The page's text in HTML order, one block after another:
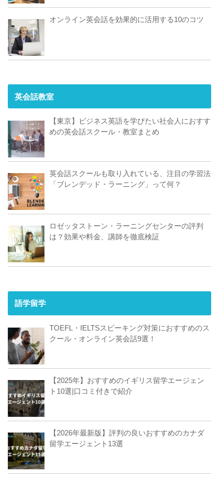
オンライン英会話を効果的に活用する10のコツ
英会話教室
【東京】ビジネス英語を学びたい社会人におすす
めの英会話スクール・教室まとめ
英会話スクールも取り入れている、注目の学習法
「ブレンデッド・ラーニング」って何？
ロゼッタストーン・ラーニングセンターの評判
は？効果や料金、講師を徹底検証
語学留学
TOEFL・IELTSスピーキング対策におすすめのス
クール・オンライン英会話9選！
【2025年】おすすめのイギリス留学エージェン
ト10選|口コミ付きで紹介
【2026年最新版】評判の良いおすすめのカナダ
留学エージェント13選